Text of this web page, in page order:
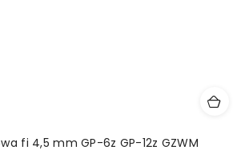
fi 4,5 mm GP-6z GP-12z GZWM